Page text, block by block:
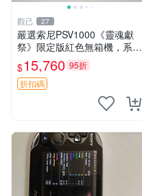
觀己 27
嚴選索尼PSV1000《靈魂獻
祭》限定版紅色無箱機，系統
3.65，功能完好。屏幕、攝像
頭、按鍵及搖桿皆正常運作。
靈魂獻祭 限定版 PSV1000 紅
$15,760 95折
折扣碼